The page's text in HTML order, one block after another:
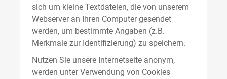
sich um kleine Textdateien, die von unserem
Webserver an Ihren Computer gesendet
werden, um bestimmte Angaben (z.B.
Merkmale zur Identifizierung) zu speichern.
Nutzen Sie unsere Internetseite anonym,
werden unter Verwendung von Cookies